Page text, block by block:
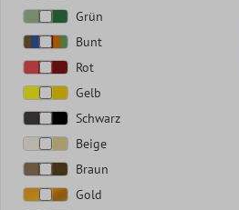
Grün
Bunt
Rot
Gelb
Schwarz
Beige
Braun
Gold